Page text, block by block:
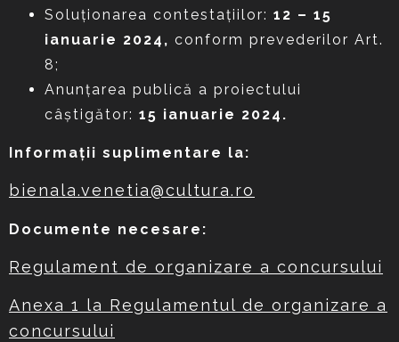
Soluţionarea contestaţiilor: 12 – 15
ianuarie 2024, conform prevederilor Art.
8;
Anunţarea publică a proiectului
câştigător: 15 ianuarie 2024.
Informaţii suplimentare la:
bienala.venetia@cultura.ro
Documente necesare:
Regulament de organizare a concursului
Anexa 1 la Regulamentul de organizare a
concursului